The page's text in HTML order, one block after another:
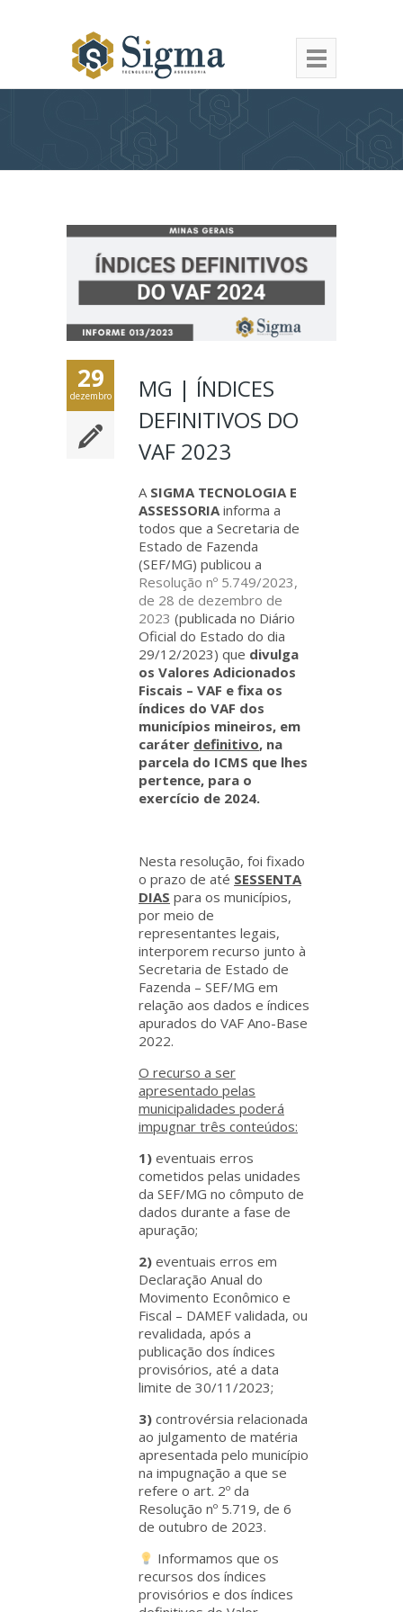
29
dezembro
MG | ÍNDICES
DEFINITIVOS DO
VAF 2023
A SIGMA TECNOLOGIA E
ASSESSORIAinforma a
todos que a Secretaria de
Estado de Fazenda
(SEF/MG) publicou a
Resolução nº 5.749/2023,
de 28 de dezembro de
2023 (publicada no Diário
Oficial do Estado do dia
29/12/2023) que divulga
os Valores Adicionados
Fiscais – VAF e fixa os
índices do VAF dos
municípios mineiros, em
caráter definitivo, na
parcela do ICMS que lhes
pertence, para o
exercício de 2024.
Nesta resolução, foi fixado
o prazo de até SESSENTA
DIAS para os municípios,
por meio de
representantes legais,
interporem recurso junto à
Secretaria de Estado de
Fazenda – SEF/MG em
relação aos dados e índices
apurados do VAF Ano-Base
2022.
O recurso a ser
apresentado pelas
municipalidades poderá
impugnar três conteúdos:
1) eventuais erros
cometidos pelas unidades
da SEF/MG no cômputo de
dados durante a fase de
apuração;
2) eventuais erros em
Declaração Anual do
Movimento Econômico e
Fiscal – DAMEF validada, ou
revalidada, após a
publicação dos índices
provisórios, até a data
limite de 30/11/2023;
3) controvérsia relacionada
ao julgamento de matéria
apresentada pelo município
na impugnação a que se
refere o art. 2º da
Resolução nº 5.719, de 6
de outubro de 2023.
Informamos que os
recursos dos índices
provisórios e dos índices